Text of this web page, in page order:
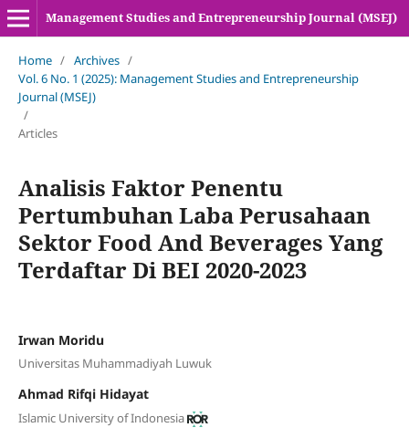
Management Studies and Entrepreneurship Journal (MSEJ)
Home / Archives /
Vol. 6 No. 1 (2025): Management Studies and Entrepreneurship
Journal (MSEJ)
/
Articles
Analisis Faktor Penentu
Pertumbuhan Laba Perusahaan
Sektor Food And Beverages Yang
Terdaftar Di BEI 2020-2023
Irwan Moridu
Universitas Muhammadiyah Luwuk
Ahmad Rifqi Hidayat
Islamic University of Indonesia